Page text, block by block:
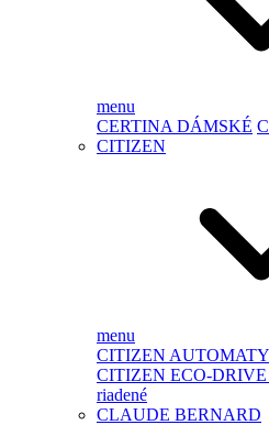
menu
CERTINA DÁMSKÉ
CITIZEN
menu
CITIZEN AUTOMATY
CITIZEN ECO-
riadené
CLAUDE BERNARD